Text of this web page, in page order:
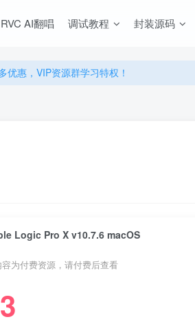
RVC AI翻唱 调试教程 封装源码
惠，VIP资源群学习特权！
惠，VIP资源群学习特权！
Logic Pro X v10.7.6 macOS
容为付费资源，请付费后查看
3